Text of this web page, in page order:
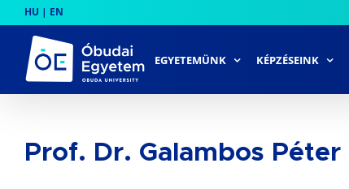
to
content
HU | EN
EGYETEMÜNK KÉPZÉSEINK
Prof. Dr. Galambos Péter